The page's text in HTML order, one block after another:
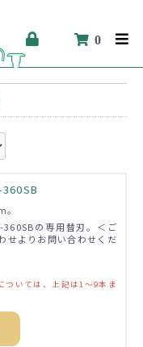
0
360SBの専用替刃。＜ご
せよりお問い合わせくだ
いては、上記は1～9本ま